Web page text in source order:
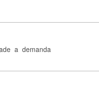
a demanda